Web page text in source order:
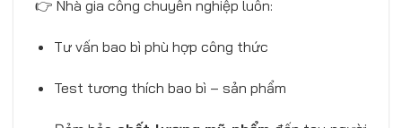
👉 Nhà gia công chuyên nghiệp luôn:
Tư vấn bao bì phù hợp công thức
Test tương thích bao bì – sản phẩm